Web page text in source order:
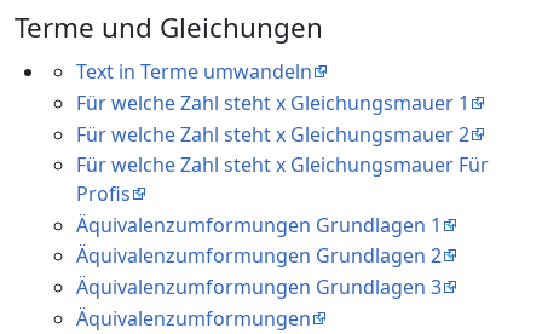
Terme und Gleichungen
Text in Terme umwandeln
Für welche Zahl steht x Gleichungsmauer 1
Für welche Zahl steht x Gleichungsmauer 2
Für welche Zahl steht x Gleichungsmauer Für
Profis
Äquivalenzumformungen Grundlagen 1
Äquivalenzumformungen Grundlagen 2
Äquivalenzumformungen Grundlagen 3
Äquivalenzumformungen